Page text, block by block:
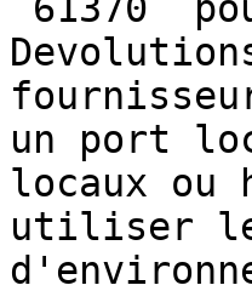
un port
locaux ou
utiliser le